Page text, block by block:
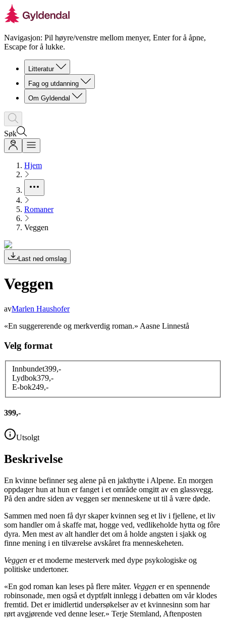
Navigasjon: Pil høyre/venstre mellom menyer, Enter for å åpne,
Escape for å lukke.
Litteratur
Fag og utdanning
Om Gyldendal
Søk
Hjem
Romaner
Veggen
Last ned omslag
Veggen
avMarlen Haushofer
«En suggererende og merkverdig roman.» Aasne Linnestå
Velg format
Innbundet399,-
Lydbok379,-
E-bok249,-
399,-
Utsolgt
Beskrivelse
En kvinne befinner seg alene på en jakthytte i Alpene. En morgen
oppdager hun at hun er fanget i et område omgitt av en glassvegg.
På den andre siden av veggen ser menneskene ut til å være døde.
Sammen med noen få dyr skaper kvinnen seg et liv i fjellene, et liv
som handler om å skaffe mat, hogge ved, vedlikeholde hytta og fôre
dyra. Men mest av alt handler det om å holde angsten i sjakk og
finne mening i en tilværelse avskåret fra menneskeheten.
Veggen er et moderne mesterverk med dype psykologiske og
politiske undertoner.
«En god roman kan leses på flere måter. Veggen er en spennende
robinsonade, men også et dyptfølt innlegg i debatten om vår klodes
fremtid. Det er imidlertid undersøkelser av et kvinnesinn som har
rørt avgjørende ved denne leser.» Terje Stemland, Aftenposten